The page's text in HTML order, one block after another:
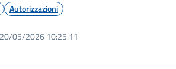
Autorizzazioni
20/05/2026 10:25.11